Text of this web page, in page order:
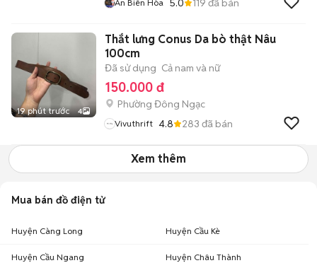
An Biên Hòa
19 phút trước 4
Thắt lưng Conus Da bò thật Nâu
100cm
Đã sử dụng Cả nam và nữ
150.000 đ
Phường Đông Ngạc
Vivuthrift 4.8 283 đã bán
Xem thêm
Mua bán đồ điện tử
Huyện Càng Long Huyện Cầu Kè
Huyện Cầu Ngang Huyện Châu Thành